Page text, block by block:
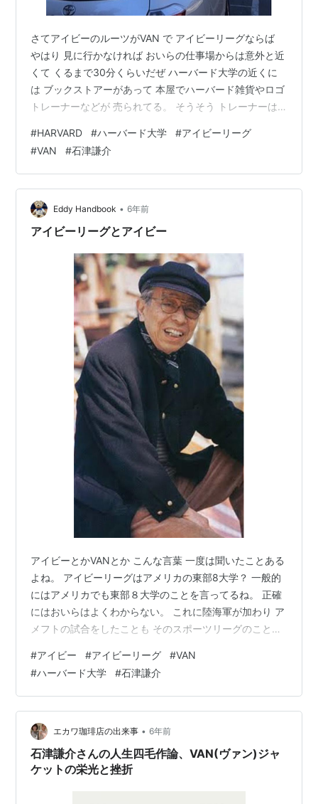
さてアイビーのルーツがVAN で アイビーリーグならば
やはり 見に行かなければ おいらの仕事場からは意外と近
くて くるまで30分くらいだぜ ハーバード大学の近くに
は ブックストアーがあって 本屋でハーバード雑貨やロゴ
トレーナーなどが 売られてる。 そうそう トレーナーは
またね あばよ‼️
#HARVARD #ハーバード大学 #アイビーリーグ
#VAN #石津謙介
Eddy Handbook • 6年前
アイビーリーグとアイビー
アイビーとかVANとか こんな言葉 一度は聞いたことある
よね。 アイビーリーグはアメリカの東部8大学？ 一般的
にはアメリカでも東部８大学のことを言ってるね。 正確
にはおいらはよくわからない。 これに陸海軍が加わり ア
メフトの試合をしたことも そのスポーツリーグのことと
語だね。 VANの創始者 神様、仏様、石津様 このおじい
ちゃん いきてると 110歳 おいらは石津謙介校長先生とよ
んでいる。 日本のファッション界を このおじいちゃんが
作ったんだよ。 VANの創始者 残念ながらおいらが 19歳
の春合宿の時に 負債総額500億で倒産したんだ。 お…
#アイビー #アイビーリーグ #VAN
#ハーバード大学 #石津謙介
エカワ珈琲店の出来事 • 6年前
石津謙介さんの人生四毛作論、VAN(ヴァン)ジャ
ケットの栄光と挫折